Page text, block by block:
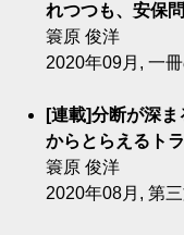
れつつも、安保
簑原 俊洋
2020年09月, 一
[連載]分断が深
からとらえるト
簑原 俊洋
2020年08月, 第